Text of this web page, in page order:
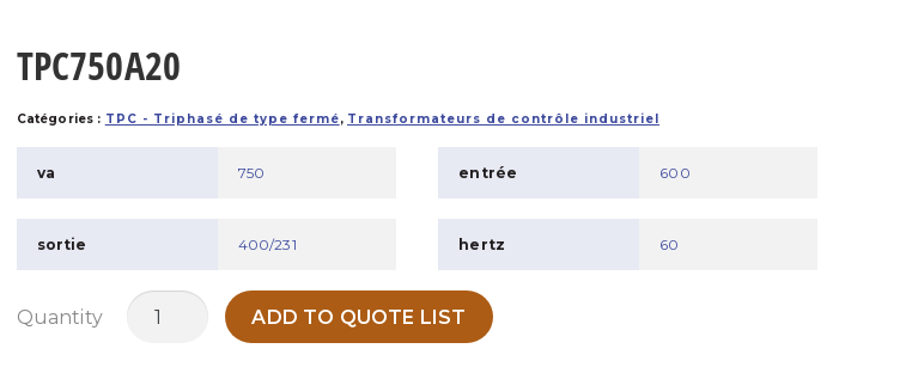
TPC750A20
Catégories : TPC - Triphasé de type fermé, Transformateurs de contrôle industriel
va 750 entrée 600
sortie 400/231 hertz 60
Quantity
quantité
ADD TO QUOTE LIST